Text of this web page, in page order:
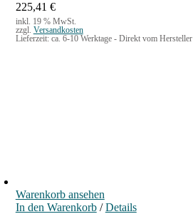
225,41 €
inkl. 19 % MwSt.
zzgl. Versandkosten
Lieferzeit: ca. 6-10 Werktage - Direkt vom Hersteller
Warenkorb ansehen
In den Warenkorb / Details